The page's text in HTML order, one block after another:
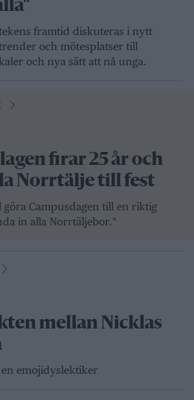
framtid diskuteras i nytt
och mötesplatser till
och nya sätt att nå unga.
firar 25 år och
Norrtälje till fest
göra Campusdagen till en riktig
in alla Norrtäljebor."
mellan Nicklas
emojidyslektiker